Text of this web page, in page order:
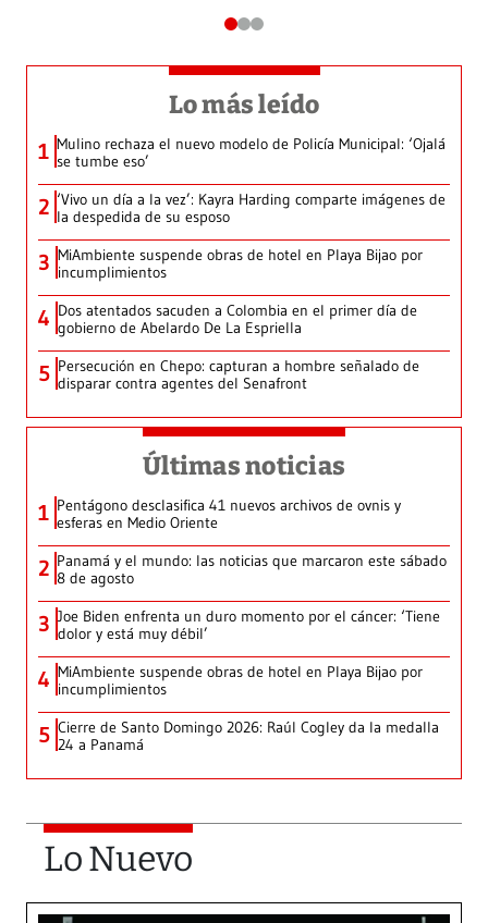
Lo más leído
1 Mulino rechaza el nuevo modelo de Policía Municipal: ‘Ojalá
se tumbe eso’
2 ‘Vivo un día a la vez’: Kayra Harding comparte imágenes de
la despedida de su esposo
3 MiAmbiente suspende obras de hotel en Playa Bijao por
incumplimientos
4 Dos atentados sacuden a Colombia en el primer día de
gobierno de Abelardo De La Espriella
5 Persecución en Chepo: capturan a hombre señalado de
disparar contra agentes del Senafront
Últimas noticias
1 Pentágono desclasifica 41 nuevos archivos de ovnis y
esferas en Medio Oriente
2 Panamá y el mundo: las noticias que marcaron este sábado
8 de agosto
3 Joe Biden enfrenta un duro momento por el cáncer: ‘Tiene
dolor y está muy débil’
4 MiAmbiente suspende obras de hotel en Playa Bijao por
incumplimientos
5 Cierre de Santo Domingo 2026: Raúl Cogley da la medalla
24 a Panamá
Lo Nuevo